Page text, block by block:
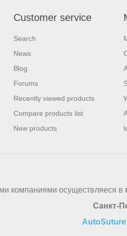
Customer service
Search
News
Blog
Forums
Recently viewed products
Compare products list
New products
компаниями осуществляеся в
Санкт-
AutoSuture|